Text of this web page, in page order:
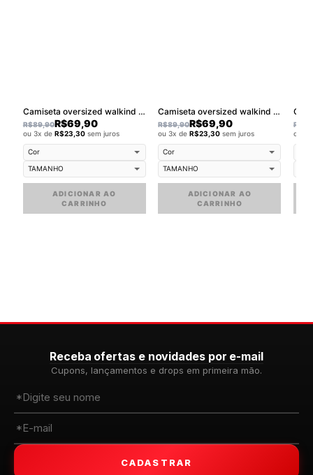
Camiseta oversized walkind logobox small
R$89,90R$69,90
ou 3x de R$23,30sem juros
ADICIONAR AO
CARRINHO
Camiseta oversized walkind flower small
R$89,90R$69,90
ou 3x deR$23,30 sem juros
ADICIONAR AO
CARRINHO
R$
ou
Receba ofertas e novidades por e-mail
Cupons, lançamentos e drops em primeira mão.
CADASTRAR